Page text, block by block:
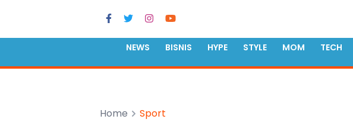
NEWS BISNIS HYPE STYLE MOM TECH
Home Sport